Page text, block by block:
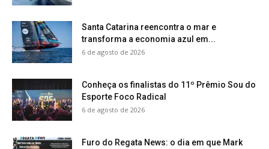
Santa Catarina reencontra o mar e
transforma a economia azul em...
6 de agosto de 2026
Conheça os finalistas do 11º Prêmio Sou do
Esporte Foco Radical
6 de agosto de 2026
Furo do Regata News: o dia em que Mark